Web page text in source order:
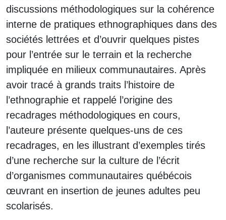
discussions méthodologiques sur la cohérence
interne de pratiques ethnographiques dans des
sociétés lettrées et d’ouvrir quelques pistes
pour l’entrée sur le terrain et la recherche
impliquée en milieux communautaires. Après
avoir tracé à grands traits l’histoire de
l’ethnographie et rappelé l’origine des
recadrages méthodologiques en cours,
l’auteure présente quelques-uns de ces
recadrages, en les illustrant d’exemples tirés
d’une recherche sur la culture de l’écrit
d’organismes communautaires québécois
œuvrant en insertion de jeunes adultes peu
scolarisés.